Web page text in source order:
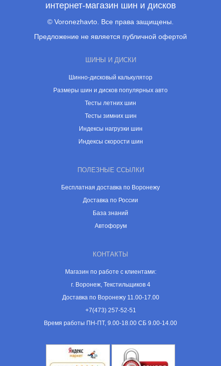
интернет-магазин шин и дисков
© Voronezhavto. Все права защищены.
Предложение не является публичной офертой
ШИНЫ И ДИСКИ
Шинно-дисковый калькулятор
Размеры шин и дисков популярных авто
Тесты летних шин
Тесты зимних шин
Индексы нагрузки шин
Индексы скорости шин
ПОЛЕЗНЫЕ ССЫЛКИ
Бесплатная доставка по Воронежу
Доставка по России
База знаний
Автофорум
КОНТАКТЫ
Магазин по работе с клиентами:
г. Воронеж, Текстильщиков 4
Доставка по Воронежу 11.00-17.00
+7(473) 257-52-51
Время работы ПН-ПТ, 9.00-18.00 СБ 9.00-14.00